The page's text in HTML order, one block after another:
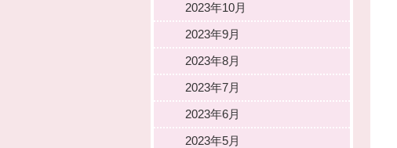
2023年10月
2023年9月
2023年8月
2023年7月
2023年6月
2023年5月